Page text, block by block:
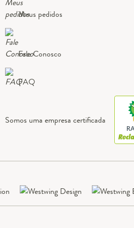
Meus pedidos
Fale Conosco
FAQ
Somos uma empresa certificada